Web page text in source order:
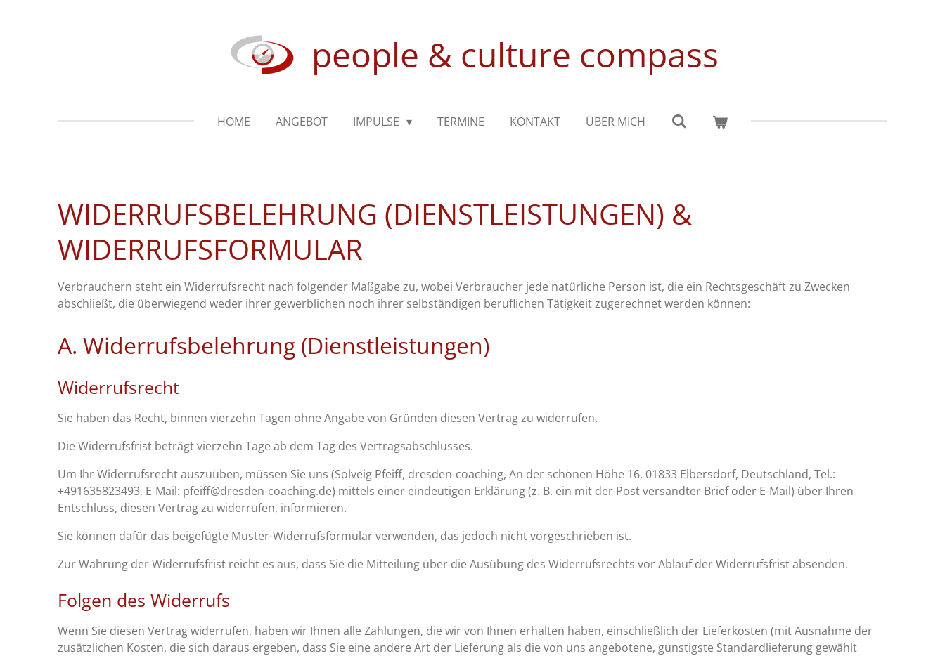
people & culture compass
HOME ANGEBOT IMPULSE TERMINE KONTAKT ÜBER MICH
WIDERRUFSBELEHRUNG (DIENSTLEISTUNGEN) &
WIDERRUFSFORMULAR
Verbrauchern steht ein Widerrufsrecht nach folgender Maßgabe zu, wobei Verbraucher jede natürliche Person ist, die ein Rechtsgeschäft zu Zwecken
abschließt, die überwiegend weder ihrer gewerblichen noch ihrer selbständigen beruflichen Tätigkeit zugerechnet werden können:
A. Widerrufsbelehrung (Dienstleistungen)
Widerrufsrecht
Sie haben das Recht, binnen vierzehn Tagen ohne Angabe von Gründen diesen Vertrag zu widerrufen.
Die Widerrufsfrist beträgt vierzehn Tage ab dem Tag des Vertragsabschlusses.
Um Ihr Widerrufsrecht auszuüben, müssen Sie uns (Solveig Pfeiff, dresden-coaching, An der schönen Höhe 16, 01833 Elbersdorf, Deutschland, Tel.:
+491635823493, E-Mail: pfeiff@dresden-coaching.de) mittels einer eindeutigen Erklärung (z. B. ein mit der Post versandter Brief oder E-Mail) über Ihren
Entschluss, diesen Vertrag zu widerrufen, informieren.
Sie können dafür das beigefügte Muster-Widerrufsformular verwenden, das jedoch nicht vorgeschrieben ist.
Zur Wahrung der Widerrufsfrist reicht es aus, dass Sie die Mitteilung über die Ausübung des Widerrufsrechts vor Ablauf der Widerrufsfrist absenden.
Folgen des Widerrufs
Wenn Sie diesen Vertrag widerrufen, haben wir Ihnen alle Zahlungen, die wir von Ihnen erhalten haben, einschließlich der Lieferkosten (mit Ausnahme der
zusätzlichen Kosten, die sich daraus ergeben, dass Sie eine andere Art der Lieferung als die von uns angebotene, günstigste Standardlieferung gewählt